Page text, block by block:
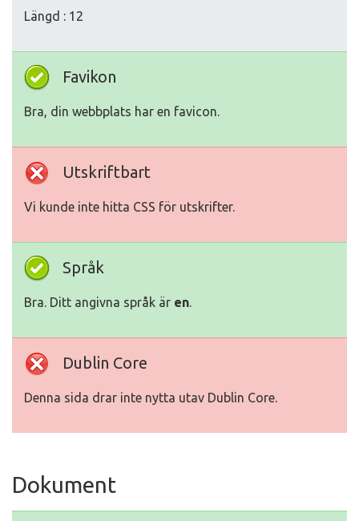
Längd : 12
Favikon
Bra, din webbplats har en favicon.
Utskriftbart
Vi kunde inte hitta CSS för utskrifter.
Språk
Bra. Ditt angivna språk är en.
Dublin Core
Denna sida drar inte nytta utav Dublin Core.
Dokument